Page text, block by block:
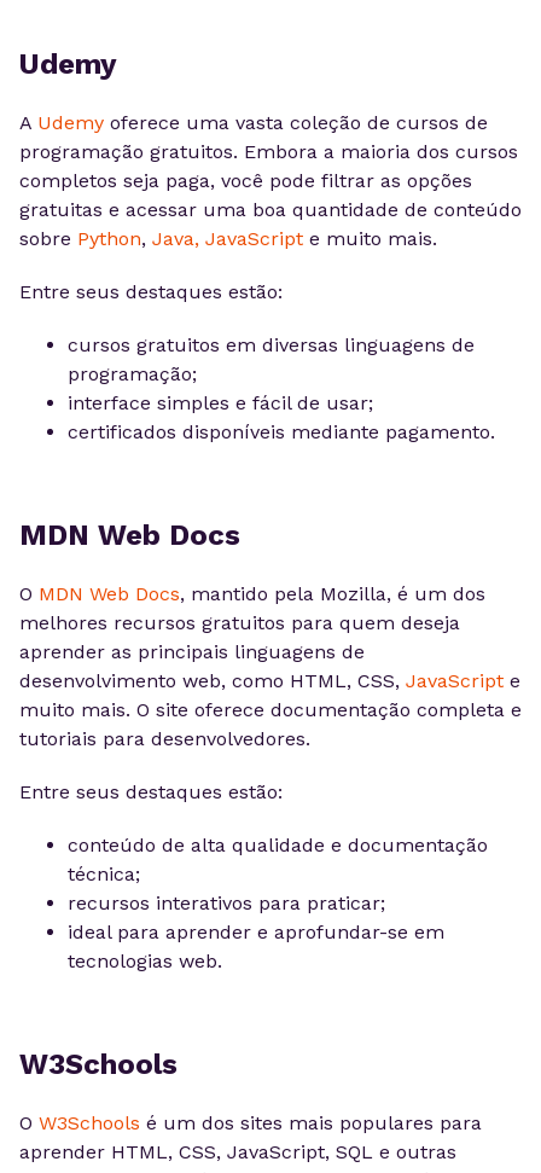
Udemy
A Udemy oferece uma vasta coleção de cursos de
programação gratuitos. Embora a maioria dos cursos
completos seja paga, você pode filtrar as opções
gratuitas e acessar uma boa quantidade de conteúdo
sobre Python, Java, JavaScript e muito mais.
Entre seus destaques estão:
cursos gratuitos em diversas linguagens de
programação;
interface simples e fácil de usar;
certificados disponíveis mediante pagamento.
MDN Web Docs
O MDN Web Docs, mantido pela Mozilla, é um dos
melhores recursos gratuitos para quem deseja
aprender as principais linguagens de
desenvolvimento web, como HTML, CSS, JavaScript e
muito mais. O site oferece documentação completa e
tutoriais para desenvolvedores.
Entre seus destaques estão:
conteúdo de alta qualidade e documentação
técnica;
recursos interativos para praticar;
ideal para aprender e aprofundar-se em
tecnologias web.
W3Schools
O W3Schools é um dos sites mais populares para
aprender HTML, CSS, JavaScript, SQL e outras